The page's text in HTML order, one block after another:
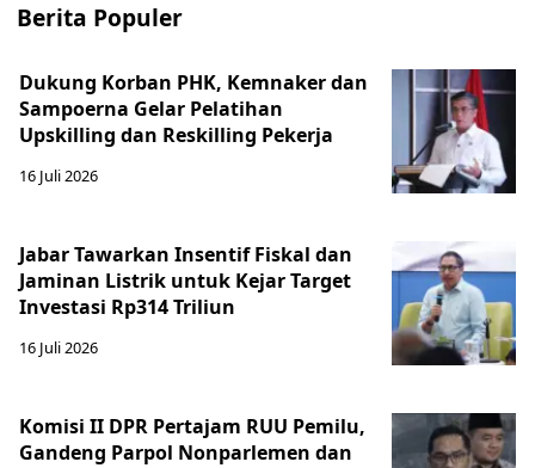
Berita Populer
Dukung Korban PHK, Kemnaker dan
Sampoerna Gelar Pelatihan
Upskilling dan Reskilling Pekerja
16 Juli 2026
Jabar Tawarkan Insentif Fiskal dan
Jaminan Listrik untuk Kejar Target
Investasi Rp314 Triliun
16 Juli 2026
Komisi II DPR Pertajam RUU Pemilu,
Gandeng Parpol Nonparlemen dan